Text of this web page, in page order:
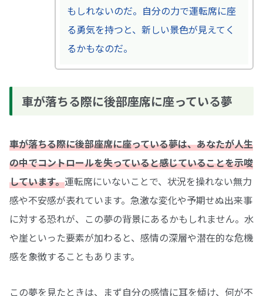
もしれないのだ。自分の力で運転席に座
る勇気を持つと、新しい景色が見えてく
るかもなのだ。
車が落ちる際に後部座席に座っている夢
車が落ちる際に後部座席に座っている夢は、あなたが人生
の中でコントロールを失っていると感じていることを示唆
しています。運転席にいないことで、状況を操れない無力
感や不安感が表れています。急激な変化や予期せぬ出来事
に対する恐れが、この夢の背景にあるかもしれません。水
や崖といった要素が加わると、感情の深層や潜在的な危機
感を象徴することもあります。
この夢を見たときは、まず自分の感情に耳を傾け、何が不